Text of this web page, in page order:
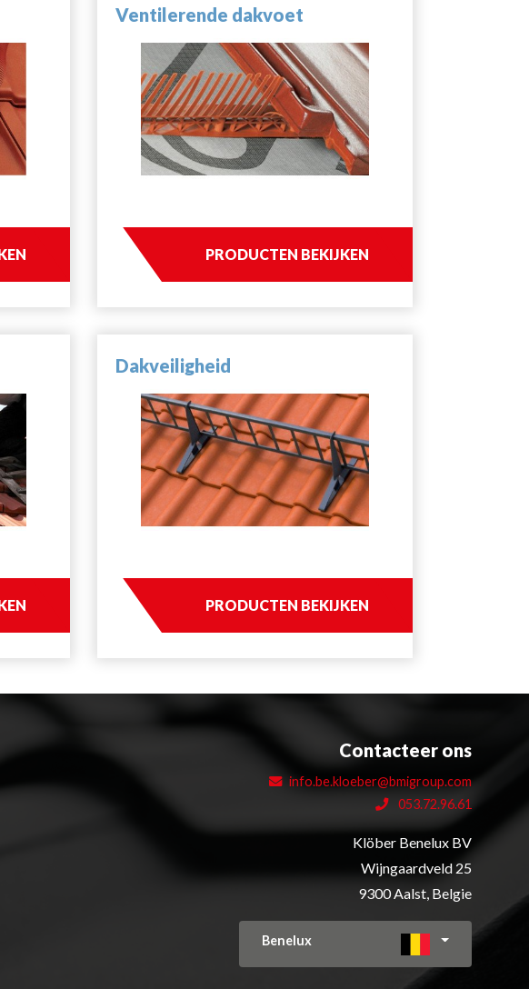
Ventilerende dakvoet
PRODUCTEN BEKIJKEN
Dakveiligheid
PRODUCTEN BEKIJKEN
Contacteer ons
info.be.kloeber@bmigroup.com
053.72.96.61
Klöber Benelux BV
Wijngaardveld 25
9300 Aalst, Belgie
Benelux